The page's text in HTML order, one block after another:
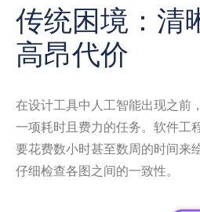
传统困境：清
高昂代价
在设计工具中人工智能出现之前
一项耗时且费力的任务。软件工
要花费数小时甚至数周的时间来
仔细检查各图之间的一致性。